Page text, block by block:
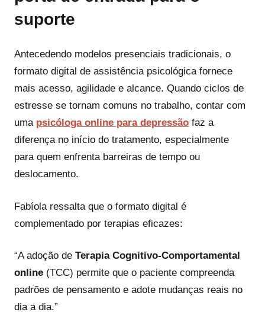
suporte
Antecedendo modelos presenciais tradicionais, o
formato digital de assistência psicológica fornece
mais acesso, agilidade e alcance. Quando ciclos de
estresse se tornam comuns no trabalho, contar com
uma psicóloga online para depressão faz a
diferença no início do tratamento, especialmente
para quem enfrenta barreiras de tempo ou
deslocamento.
Fabíola ressalta que o formato digital é
complementado por terapias eficazes:
“A adoção de Terapia Cognitivo-Comportamental
online (TCC) permite que o paciente compreenda
padrões de pensamento e adote mudanças reais no
dia a dia.”